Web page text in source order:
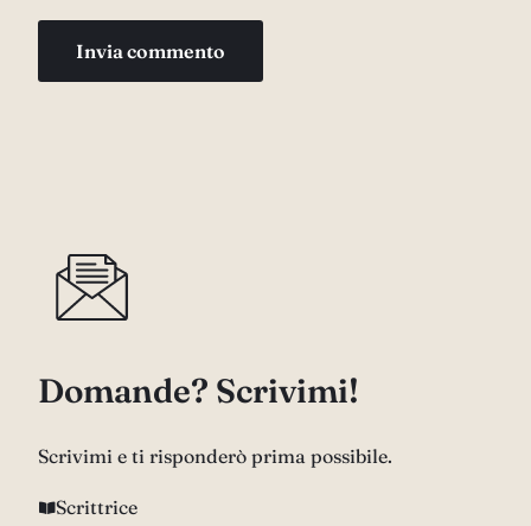
Domande? Scrivimi!
Scrivimi e ti risponderò prima possibile.
Scrittrice